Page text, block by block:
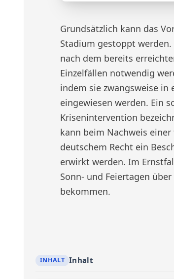
Grundsätzlich kann das
Stadium gestoppt
nach dem bereits
Einzelfällen notwendig
indem sie zwangsweise in
eingewiesen werden. Ein
Krisenintervention
kann beim Nachweis
deutschem Recht ein
erwirkt werden. Im
Sonn- und Feiertagen
bekommen.
Inhalt